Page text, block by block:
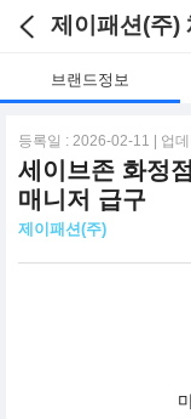
제이패션(주)
브랜드정보
등록일 : 2026-02-11 | 업
세이브존 화정
매니저 급구
제이패션(주)